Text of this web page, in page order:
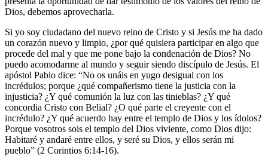
Dios, debemos aprovecharla.
Si yo soy ciudadano del nuevo reino de Cristo y si Jesús me ha dado
un corazón nuevo y limpio, ¿por qué quisiera participar en algo que
procede del mal y que me pone bajo la condenación de Dios? No
puedo acomodarme al mundo y seguir siendo discípulo de Jesús. El
apóstol Pablo dice: “No os unáis en yugo desigual con los
incrédulos; porque ¿qué compañerismo tiene la justicia con la
injusticia? ¿Y qué comunión la luz con las tinieblas? ¿Y qué
concordia Cristo con Belial? ¿O qué parte el creyente con el
incrédulo? ¿Y qué acuerdo hay entre el templo de Dios y los ídolos?
Porque vosotros sois el templo del Dios viviente, como Dios dijo:
Habitaré y andaré entre ellos, y seré su Dios, y ellos serán mi
pueblo” (2 Corintios 6:14-16).